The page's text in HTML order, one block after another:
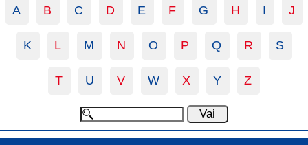
A B C D E F G H I J
K L M N O P Q R S
T U V W X Y Z